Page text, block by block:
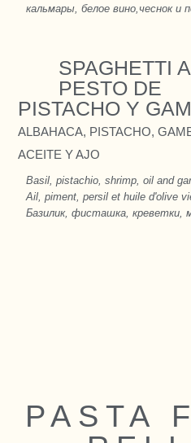
кальмары, белое вино,чеснок и
SPAGHETTI
PESTO DE
PISTACHO Y
ALBAHACA, PISTACHO,
ACEITE Y AJO
Basil, pistachio, shrimp, oil and
Ail, piment, persil et huile d'olive
Базилик, фисташка, креветки,
PASTA